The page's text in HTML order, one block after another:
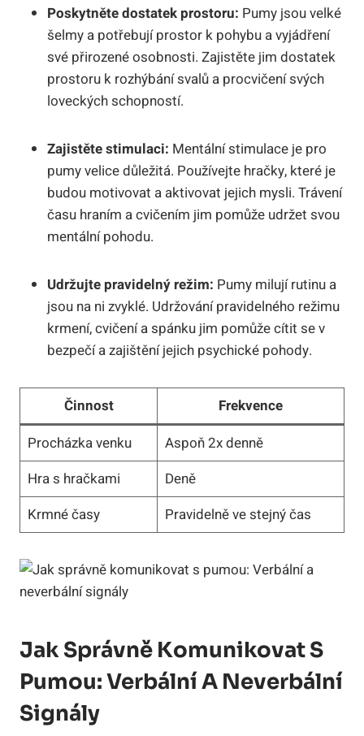
Poskytněte dostatek prostoru: Pumy jsou velké
šelmy a potřebují prostor k pohybu a vyjádření
své přirozené osobnosti. Zajistěte jim dostatek
prostoru k rozhýbání svalů a procvičení svých
loveckých schopností.
Zajistěte stimulaci: Mentální stimulace je pro
pumy velice důležitá. Používejte hračky, které je
budou motivovat a aktivovat jejich mysli. Trávení
času hraním a cvičením jim pomůže udržet svou
mentální pohodu.
Udržujte pravidelný režim: Pumy milují rutinu a
jsou na ni zvyklé. Udržování pravidelného režimu
krmení, cvičení a spánku jim pomůže cítit se v
bezpečí a zajištění jejich psychické pohody.
Činnost
Frekvence
Procházka venku
Aspoň 2x denně
Hra s hračkami
Deně
Krmné časy
Pravidelně ve stejný čas
Jak Správně Komunikovat S
Pumou: Verbální A Neverbální
Signály